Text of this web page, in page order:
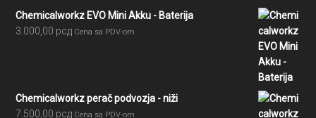
Chemicalworkz EVO Mini Akku - Baterija
3.000,00 рсд Cena sa PDV-om
Chemicalworkz perač podvozja - niži
7.500,00 рсд Cena sa PDV-om